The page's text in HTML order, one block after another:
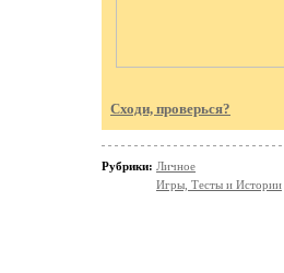
Сходи, проверься?
Рубрики: Личное
Игры, Тесты и Истории